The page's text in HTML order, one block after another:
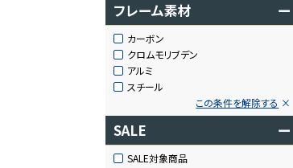
フレーム素材 ー
カーボン
クロムモリブデン
アルミ
スチール
この条件を解除する
SALE ー
SALE対象商品